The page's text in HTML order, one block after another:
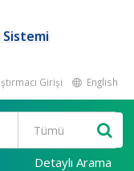
Girişi English
Detaylı Arama